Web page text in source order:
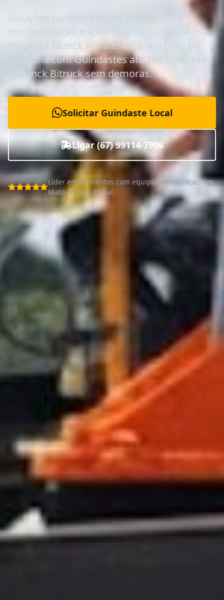
movimentação e içamento de cargas. A
Empresa Munck MS atende a sua obra ou
indústria comGuindastes até 160 toneladas
Munck Bitrucksem demoras.
Solicitar Guindaste Local
Ligar (67) 99114-7996
Líder em içamentos com equipamentos locais em
Mato Grosso do Sul.